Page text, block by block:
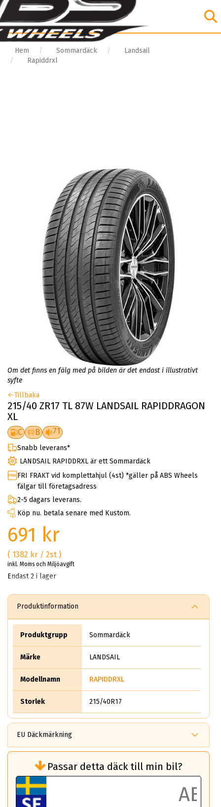
Hem Sommardäck
Landsail
Rapiddrxl
Om det finns en fälg med på bilden är det endast i illustrativt
syfte
Tillbaka
215/40 ZR17 TL 87W LANDSAIL RAPIDDRAGON
XL
C B 71
Snabb leverans*
LANDSAIL RAPIDDRXL är ett Sommardäck
FRI FRAKT vid komplettahjul (4st) *gäller på ABS Wheels
fälgar till företagsadress
2-5 dagars leverans.
Köp nu. betala senare med Kustom.
691 kr
( 1382 kr / 2st )
inkl. Moms och Miljöavgift
Endast 2 i lager
Produktinformation
Produktgrupp Sommardäck
Märke LANDSAIL
Modellnamn RAPIDDRXL
Storlek 215/40R17
EU Däckmärkning
bränsleförbrukningen)
Det ska vara en betygsskala från klass A
till G för rullmotstånd.
Ett klass A däck kommer ha 6,5% bättre
Passar detta däck till min bil?